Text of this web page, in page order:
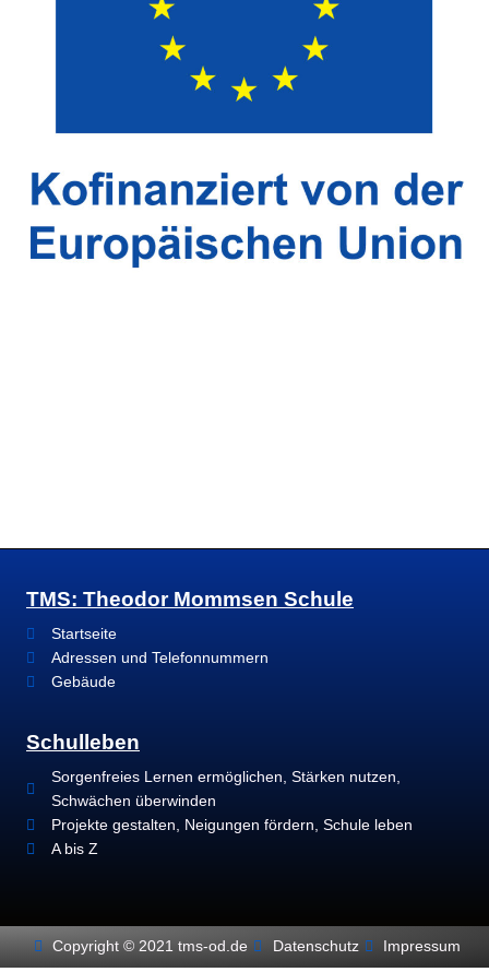
TMS: Theodor Mommsen Schule
Startseite
Adressen und Telefonnummern
Gebäude
Schulleben
Sorgenfreies Lernen ermöglichen, Stärken nutzen,
Schwächen überwinden
Projekte gestalten, Neigungen fördern, Schule leben
A bis Z
Copyright © 2021 tms-od.de Datenschutz Impressum